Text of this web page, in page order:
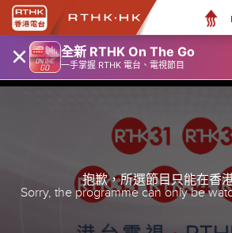
× 全新 RTHK On The Go
一手掌握 RTHK 電台、電視節目
抱歉，所選節目只能在香
Sorry, the programme can only be